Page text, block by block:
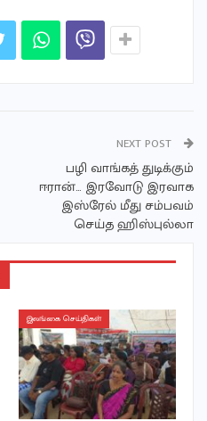
NEXT POST
பழி வாங்கத் துடிக்கும்
ஈரான்… இரவோடு இரவாக
இஸ்ரேல் மீது சம்பவம்
செய்த ஹிஸ்புல்லா
இலங்கை செய்திகள்